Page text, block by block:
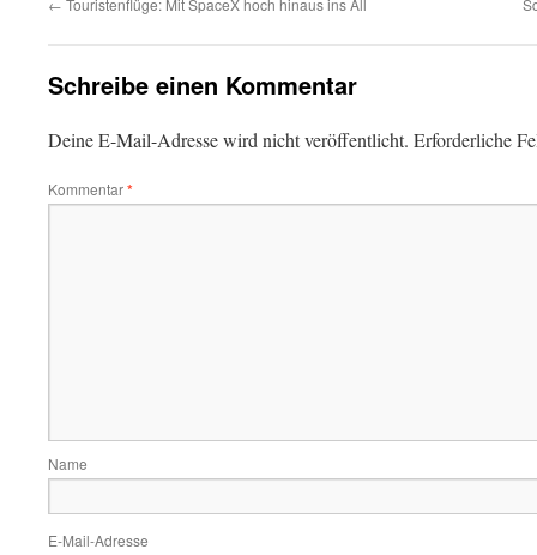
← Touristenflüge: Mit SpaceX hoch hinaus ins All
Schreibe einen Kommentar
Deine E-Mail-Adresse wird nicht veröffentlicht. Erforderliche
Kommentar*
Name
E-Mail-Adresse